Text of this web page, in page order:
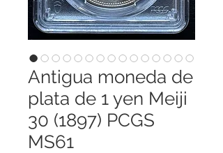
Antigua moneda de
plata de 1 yen Meiji
30 (1897) PCGS
MS61